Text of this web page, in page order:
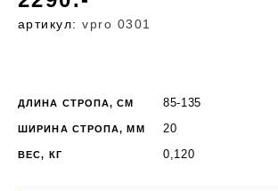
ДЛИНА СТРОПА, СМ 85-135
ШИРИНА СТРОПА, ММ 20
ВЕС, КГ 0,120
артикул:vpro 0301